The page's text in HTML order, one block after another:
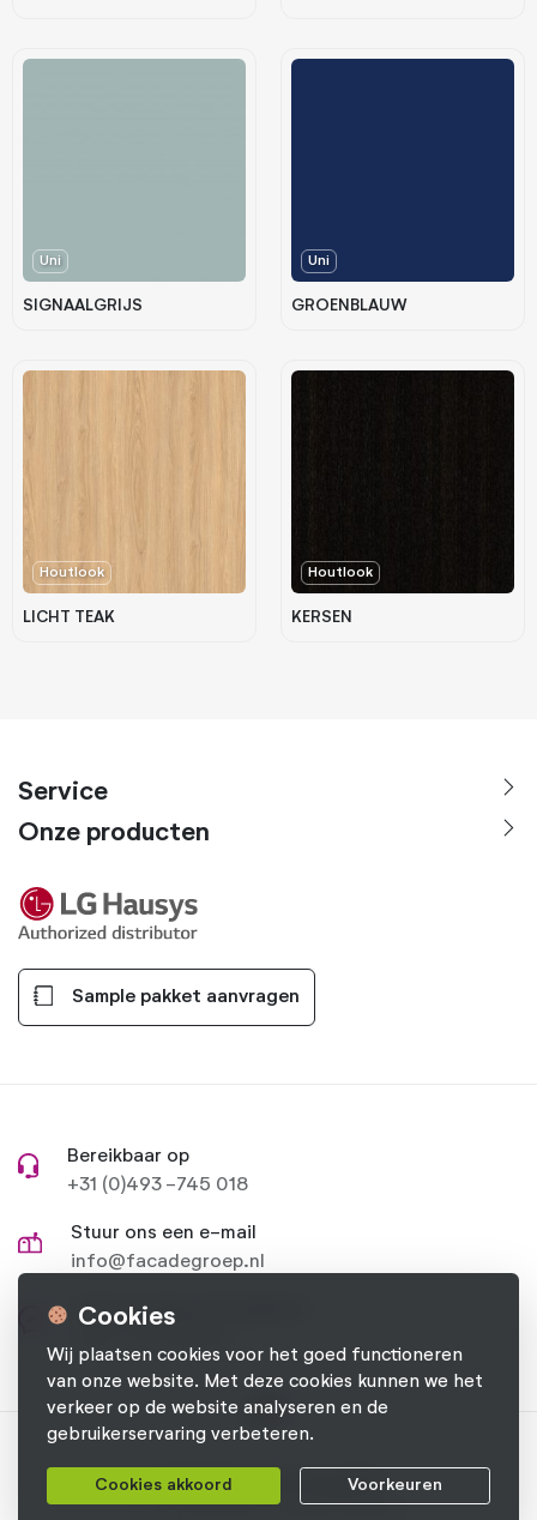
Uni
SIGNAALGRIJS
Uni
GROENBLAUW
Houtlook
LICHT TEAK
Houtlook
KERSEN
Service
Onze producten
Sample pakket aanvragen
Bereikbaar op
+31 (0)493 -745 018
Stuur ons een e-mail
info@facadegroep.nl
Stel je vraag op Facebook
© 2026 Facade Groep B.V.
Privacyverklaring Cookievoorkeuren
Cookies
Wij plaatsen cookies voor het goed functioneren
van onze website. Met deze cookies kunnen we het
verkeer op de website analyseren en de
gebruikerservaring verbeteren.
Cookies akkoord Voorkeuren